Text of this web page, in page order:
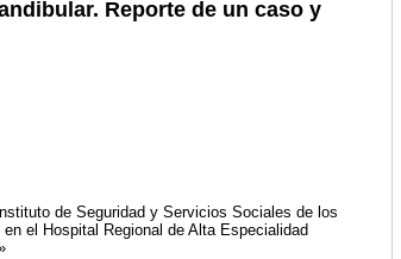
Reporte de un caso y
de Seguridad y Servicios Sociales de los
el Hospital Regional de Alta Especialidad